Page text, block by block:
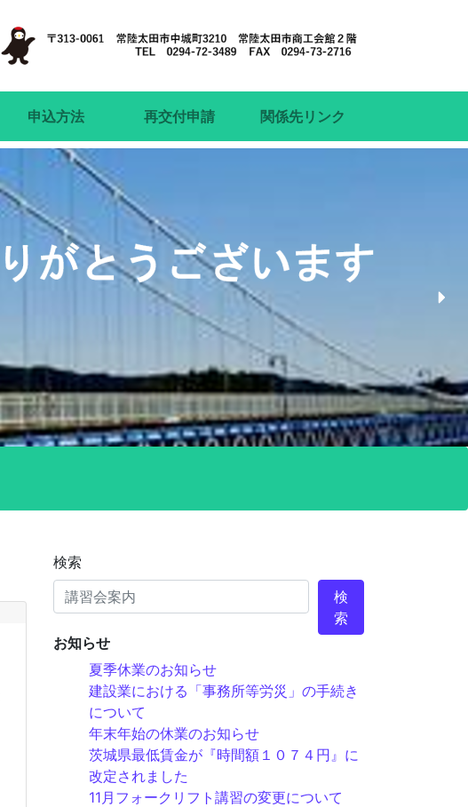
申込方法 再交付申請 関係先リンク
検索
検
索
お知らせ
夏季休業のお知らせ
建設業における「事務所等労災」の手続き
について
年末年始の休業のお知らせ
茨城県最低賃金が『時間額１０７４円』に
改定されました
11月フォークリフト講習の変更について